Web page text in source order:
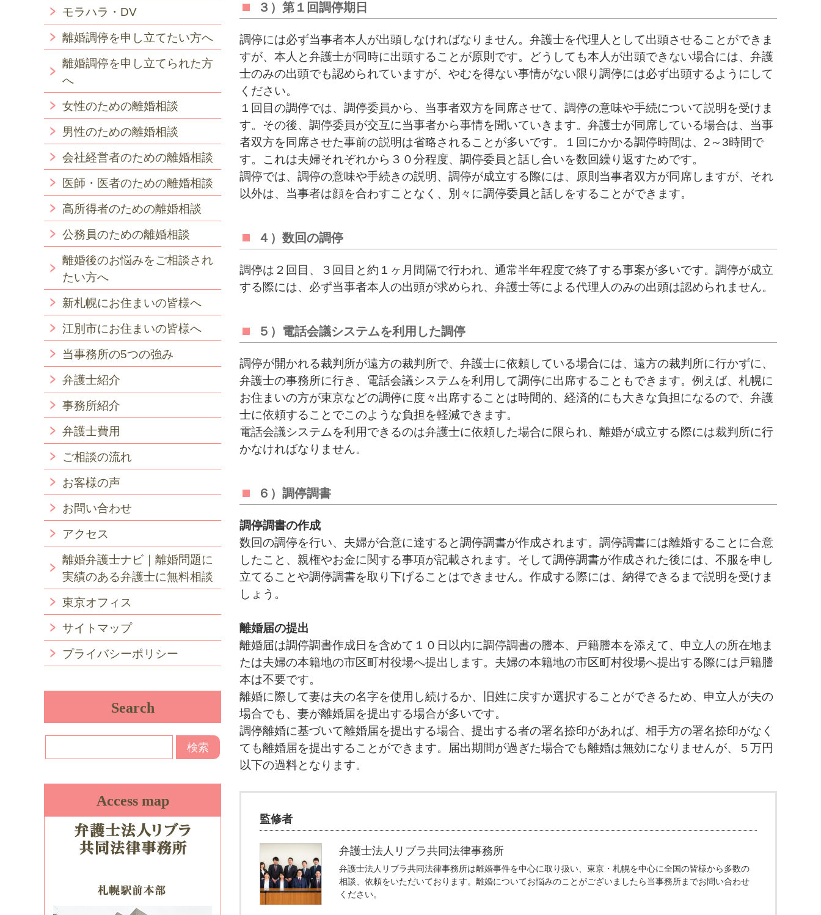
３）第１回調停期日
調停には必ず当事者本人が出頭しなければなりません。弁護士を代理人として出頭させることができま
すが、本人と弁護士が同時に出頭することが原則です。どうしても本人が出頭できない場合には、弁護
士のみの出頭でも認められていますが、やむを得ない事情がない限り調停には必ず出頭するようにして
ください。
１回目の調停では、調停委員から、当事者双方を同席させて、調停の意味や手続について説明を受けま
す。その後、調停委員が交互に当事者から事情を聞いていきます。弁護士が同席している場合は、当事
者双方を同席させた事前の説明は省略されることが多いです。１回にかかる調停時間は、2～3時間で
す。これは夫婦それぞれから３０分程度、調停委員と話し合いを数回繰り返すためです。
調停では、調停の意味や手続きの説明、調停が成立する際には、原則当事者双方が同席しますが、それ
以外は、当事者は顔を合わすことなく、別々に調停委員と話しをすることができます。
４）数回の調停
調停は２回目、３回目と約１ヶ月間隔で行われ、通常半年程度で終了する事案が多いです。調停が成立
する際には、必ず当事者本人の出頭が求められ、弁護士等による代理人のみの出頭は認められません。
５）電話会議システムを利用した調停
調停が開かれる裁判所が遠方の裁判所で、弁護士に依頼している場合には、遠方の裁判所に行かずに、
弁護士の事務所に行き、電話会議システムを利用して調停に出席することもできます。例えば、札幌に
お住まいの方が東京などの調停に度々出席することは時間的、経済的にも大きな負担になるので、弁護
士に依頼することでこのような負担を軽減できます。
電話会議システムを利用できるのは弁護士に依頼した場合に限られ、離婚が成立する際には裁判所に行
かなければなりません。
６）調停調書
調停調書の作成
数回の調停を行い、夫婦が合意に達すると調停調書が作成されます。調停調書には離婚することに合意
したこと、親権やお金に関する事項が記載されます。そして調停調書が作成された後には、不服を申し
立てることや調停調書を取り下げることはできません。作成する際には、納得できるまで説明を受けま
しょう。
離婚届の提出
離婚届は調停調書作成日を含めて１０日以内に調停調書の謄本、戸籍謄本を添えて、申立人の所在地ま
たは夫婦の本籍地の市区町村役場へ提出します。夫婦の本籍地の市区町村役場へ提出する際には戸籍謄
本は不要です。
離婚に際して妻は夫の名字を使用し続けるか、旧姓に戻すか選択することができるため、申立人が夫の
場合でも、妻が離婚届を提出する場合が多いです。
調停離婚に基づいて離婚届を提出する場合、提出する者の署名捺印があれば、相手方の署名捺印がなく
ても離婚届を提出することができます。届出期間が過ぎた場合でも離婚は無効になりませんが、５万円
以下の過料となります。
監修者
弁護士法人リブラ共同法律事務所
弁護士法人リブラ共同法律事務所は離婚事件を中心に取り扱い、東京・札幌を中心に全国の皆様から多数の
相談、依頼をいただいております。離婚についてお悩みのことがございましたら当事務所までお問い合わせ
ください。
モラハラ・DV
離婚調停を申し立てたい方へ
離婚調停を申し立てられた方
へ
女性のための離婚相談
男性のための離婚相談
会社経営者のための離婚相談
医師・医者のための離婚相談
高所得者のための離婚相談
公務員のための離婚相談
離婚後のお悩みをご相談され
たい方へ
新札幌にお住まいの皆様へ
江別市にお住まいの皆様へ
当事務所の5つの強み
弁護士紹介
事務所紹介
弁護士費用
ご相談の流れ
お客様の声
お問い合わせ
アクセス
離婚弁護士ナビ｜離婚問題に
実績のある弁護士に無料相談
東京オフィス
サイトマップ
プライバシーポリシー
Search
Access map